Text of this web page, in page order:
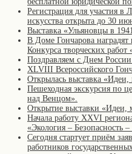
Регистрация для участия в
искусства открыта до 30
Выставка «Ульяновцы в
В Доме Гончарова наградят
Конкурса творческих
Поздравляем с Днем
XLVIII Всероссийского
Открылась выставка
Пешеходная экскурсия по
над Венцом».
Открытие выставки
Начала работу XXVI
«Экология – Безопасность
Сегодня стартует приём
работников